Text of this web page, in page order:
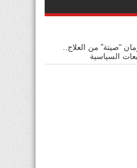
“صيتة” من العلاج..
السياسية